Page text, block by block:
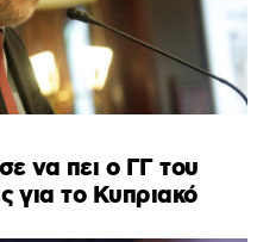
να πει ο ΓΓ του
για το Κυπριακό